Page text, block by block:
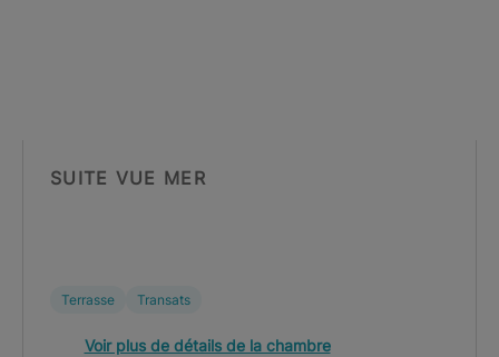
SUITE VUE MER
Terrasse Transats
Voir plus de détails de la chambre